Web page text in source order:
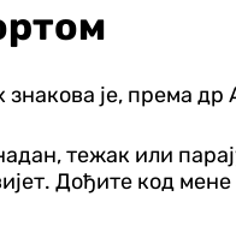
знакова је, према
тежак или
Дођите код